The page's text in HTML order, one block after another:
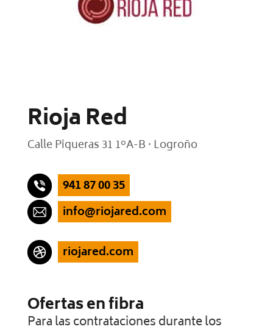
Rioja Red
Calle Piqueras 31 1ºA-B · Logroño
941 87 00 35
info@riojared.com
riojared.com
Ofertas en fibra
Para las contrataciones durante los